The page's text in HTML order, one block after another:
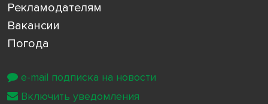
Рекламодателям
Вакансии
Погода
e-mail подписка на новости
Включить уведомления